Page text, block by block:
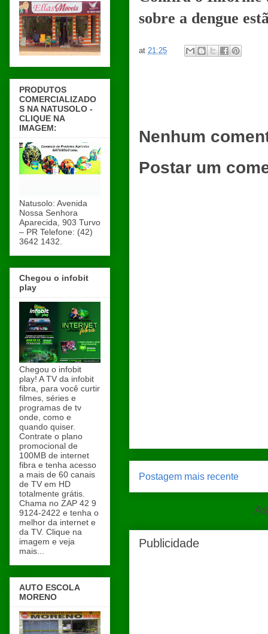
sobre a dengue
at 21:25
Nenhum
Postar um
Postagem mais recente
Publicidade
PRODUTOS
COMERCIALIZADO
S NA NATUSOLO -
CLIQUE NA
IMAGEM:
Natusolo: Avenida
Nossa Senhora
Aparecida, 903 Turvo
– PR Telefone: (42)
3642 1432.
Chegou o infobit
play
Chegou o infobit
play! A TV da infobit
fibra, para você curtir
filmes, séries e
programas de tv
onde, como e
quando quiser.
Contrate o plano
promocional de
100MB de internet
fibra e tenha acesso
a mais de 60 canais
de TV em HD
totalmente grátis.
Chama no ZAP 42 9
9124-2422 e tenha o
melhor da internet e
da TV. Clique na
imagem e veja
mais...
AUTO ESCOLA
MORENO